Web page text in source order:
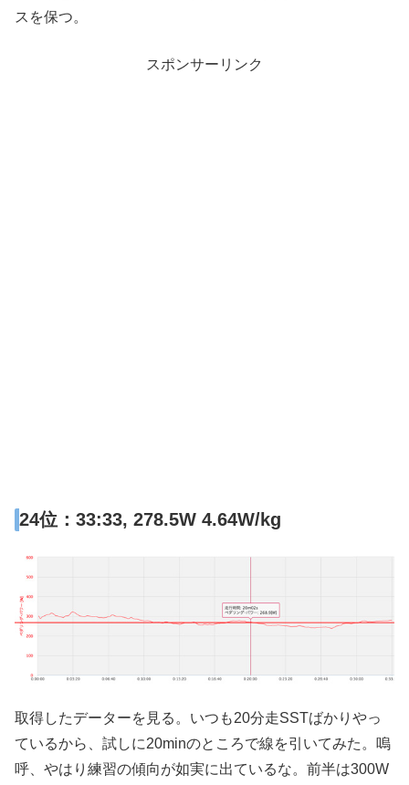
スを保つ。
スポンサーリンク
24位：33:33, 278.5W 4.64W/kg
取得したデーターを見る。いつも20分走SSTばかりやっ
ているから、試しに20minのところで線を引いてみた。嗚
呼、やはり練習の傾向が如実に出ているな。前半は300W